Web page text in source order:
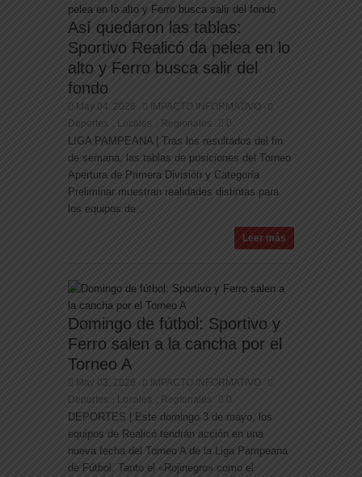
Así quedaron las tablas:
Sportivo Realicó da pelea en lo
alto y Ferro busca salir del
fondo
May 04, 2026
IMPACTO INFORMATIVO
Deportes
Locales Regionales 0
LIGA PAMPEANA | Tras los resultados del fin
de semana, las tablas de posiciones del Torneo
Apertura de Primera División y Categoría
Preliminar muestran realidades distintas para
los equipos de...
Leer más
Domingo de fútbol: Sportivo y
Ferro salen a la cancha por el
Torneo A
May 03, 2026
IMPACTO INFORMATIVO
Deportes
Locales Regionales 0
DEPORTES | Este domingo 3 de mayo, los
equipos de Realicó tendrán acción en una
nueva fecha del Torneo A de la Liga Pampeana
de Fútbol. Tanto el «Rojinegro» como el